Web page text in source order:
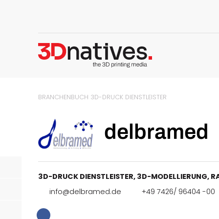
BRANCHENBUCH 3D-DRUCK DIENSTLEISTER
delbramed
3D-DRUCK DIENSTLEISTER, 3D-MODELLIERUNG,
info@delbramed.de
+49 7426/ 96404 -00